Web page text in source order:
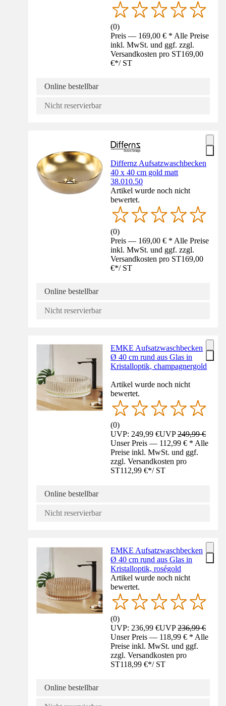
(0)
Preis — 169,00 € * Alle Preise
inkl. MwSt. und ggf. zzgl.
Versandkosten pro ST169,00
€*/ ST
Online bestellbar
Nicht reservierbar
Differnz Aufsatzwaschbecken
40 x 40 cm gold matt
38.010.50
Artikel wurde noch nicht
bewertet.
(0)
Preis — 169,00 € * Alle Preise
inkl. MwSt. und ggf. zzgl.
Versandkosten pro ST169,00
€*/ ST
Online bestellbar
Nicht reservierbar
EMKE Aufsatzwaschbecken
Ø 40 cm rund aus Glas in
Kristalloptik, champagnergold
Artikel wurde noch nicht
bewertet.
(0)
UVP: 249,99 €UVP249,99 €
Unser Preis — 112,99 € * Alle
Preise inkl. MwSt. und ggf.
zzgl. Versandkosten pro
ST112,99 €*/ ST
Online bestellbar
Nicht reservierbar
EMKE Aufsatzwaschbecken
Ø 40 cm rund aus Glas in
Kristalloptik, roségold
Artikel wurde noch nicht
bewertet.
(0)
UVP: 236,99 €UVP236,99 €
Unser Preis — 118,99 € * Alle
Preise inkl. MwSt. und ggf.
zzgl. Versandkosten pro
ST118,99 €*/ ST
Online bestellbar